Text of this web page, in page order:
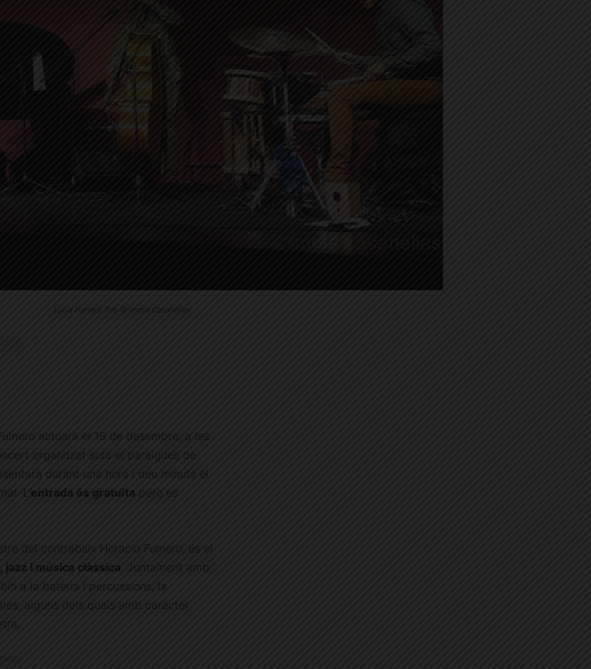
Lucía Fumero Trio © Imma Casanellas
actuarà el 16 de desembre, a les
organitzat sota el paraigües de
durant una hora i deu minuts el
L’entrada és gratuïta però es
del contrabaix Horacio Fumero, és el
jazz i música clàssica . Juntament amb
a la bateria i percussions, la
alguns dels quals amb carácter